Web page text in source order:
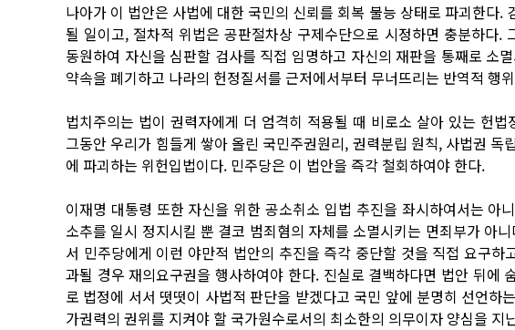
나아가 이 법안은 사법에 대한 국민의 신뢰를 회복 불능 상태로 파괴한다.
될 일이고, 절차적 위법은 공판절차상 구제수단으로 시정하면 충분하다.
동원하여 자신을 심판할 검사를 직접 임명하고 자신의 재판을 통째로 소
약속을 폐기하고 나라의 헌정질서를 근저에서부터 무너뜨리는 반역적 행
법치주의는 법이 권력자에게 더 엄격히 적용될 때 비로소 살아 있는 헌
그동안 우리가 힘들게 쌓아 올린 국민주권원리, 권력분립 원칙, 사법권 독
에 파괴하는 위헌입법이다. 민주당은 이 법안을 즉각 철회하여야 한다.
이재명 대통령 또한 자신을 위한 공소취소 입법 추진을 좌시하여서는 아
소추를 일시 정지시킬 뿐 결코 범죄혐의 자체를 소멸시키는 면죄부가 아
서 민주당에게 이런 야만적 법안의 추진을 즉각 중단할 것을 직접 요구
과될 경우 재의요구권을 행사하여야 한다. 진실로 결백하다면 법안 뒤에
로 법정에 서서 떳떳이 사법적 판단을 받겠다고 국민 앞에 분명히 선언하
가권력의 권위를 지켜야 할 국가원수로서의 최소한의 의무이자 양심을 지